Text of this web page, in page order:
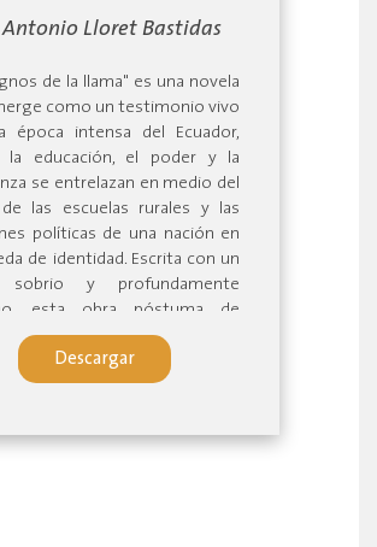
Antonio Lloret Bastidas
de la llama" es una novela
como un testimonio vivo
época intensa del Ecuador,
la educación, el poder y la
se entrelazan en medio del
las escuelas rurales y las
políticas de una nación en
de identidad. Escrita con un
sobrio y profundamente
esta obra póstuma de
Lloret Bastidas —cronista
de Cuenca— rescata la
del maestro rural, la voz de
Reconocida por el propio
Descargar